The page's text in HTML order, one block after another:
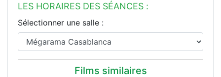
LES HORAIRES DES SÉANCES :
Sélectionner une salle :
Films similaires